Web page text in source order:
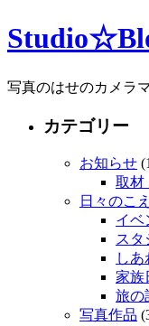
写真のはせのカメラ
カテゴリー
お知らせ
取材
日々のこえ
イベ
スタ
し
家族
旅の
写真作品